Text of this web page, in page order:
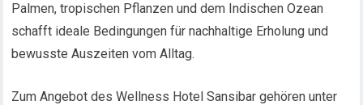
Palmen, tropischen Pflanzen und dem Indischen Ozean
schafft ideale Bedingungen für nachhaltige Erholung und
bewusste Auszeiten vom Alltag.
Zum Angebot des Wellness Hotel Sansibar gehören unter